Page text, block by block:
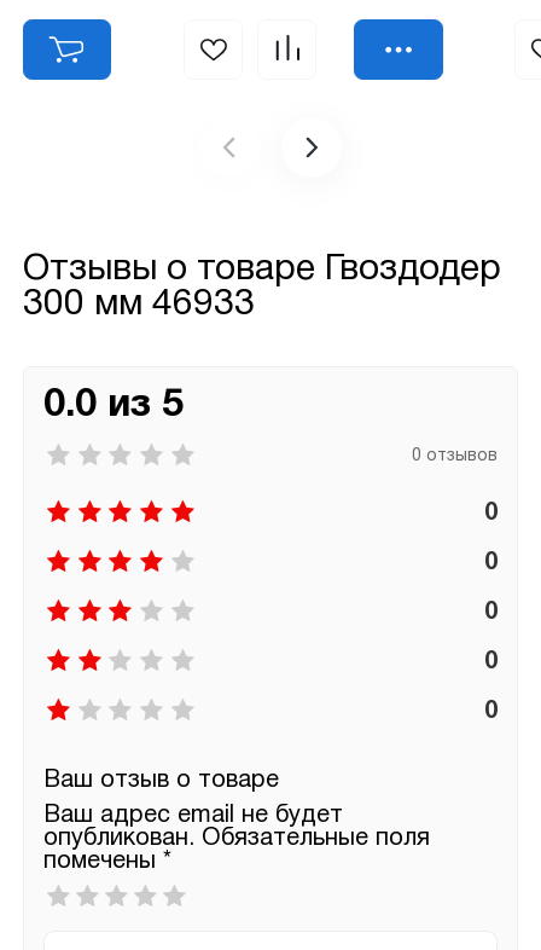
Отзывы о товаре
Гвоздодер
300 мм 46933
0.0 из 5
0 отзывов
0
0
0
0
0
Ваш отзыв о товаре
Ваш адрес email не будет
опубликован. Обязательные поля
помечены *
Ваша
оценка